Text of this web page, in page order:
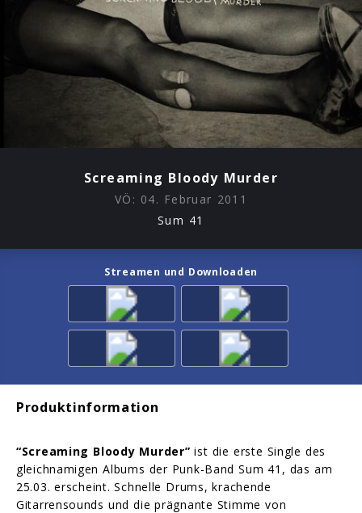
Screaming Bloody Murder
VÖ: 04. Februar 2011
Sum 41
Streamen und Downloaden
Produktinformation
“Screaming Bloody Murder” ist die erste Single des
gleichnamigen Albums der Punk-Band Sum 41, das am
25.03. erscheint. Schnelle Drums, krachende
Gitarrensounds und die prägnante Stimme von